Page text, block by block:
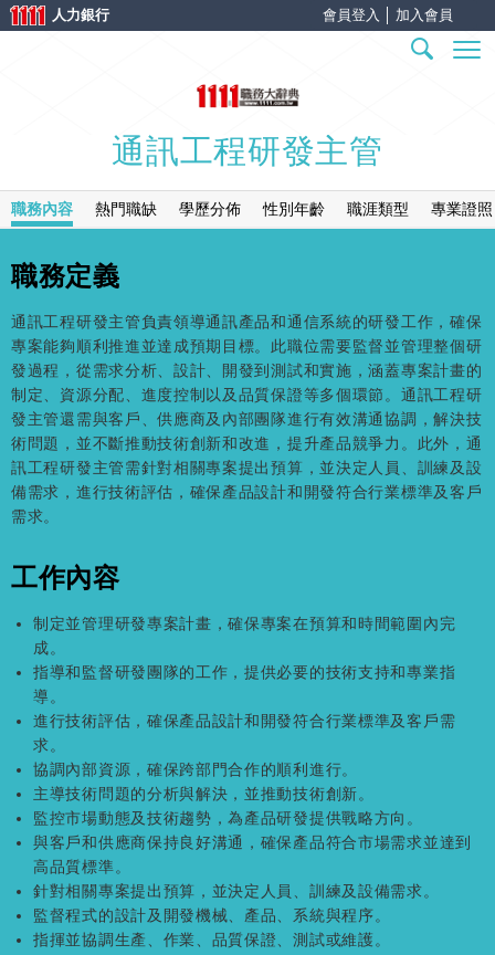
會員登入 加入會員
人力銀行
通訊工程研發主管
職務內容 熱門職缺 學歷分佈 性別年齡 職涯類型 專業證照
職務定義
通訊工程研發主管負責領導通訊產品和通信系統的研發工作，確保
專案能夠順利推進並達成預期目標。此職位需要監督並管理整個研
發過程，從需求分析、設計、開發到測試和實施，涵蓋專案計畫的
制定、資源分配、進度控制以及品質保證等多個環節。通訊工程研
發主管還需與客戶、供應商及內部團隊進行有效溝通協調，解決技
術問題，並不斷推動技術創新和改進，提升產品競爭力。此外，通
訊工程研發主管需針對相關專案提出預算，並決定人員、訓練及設
備需求，進行技術評估，確保產品設計和開發符合行業標準及客戶
需求。
工作內容
制定並管理研發專案計畫，確保專案在預算和時間範圍內完
成。
指導和監督研發團隊的工作，提供必要的技術支持和專業指
導。
進行技術評估，確保產品設計和開發符合行業標準及客戶需
求。
協調內部資源，確保跨部門合作的順利進行。
主導技術問題的分析與解決，並推動技術創新。
監控市場動態及技術趨勢，為產品研發提供戰略方向。
與客戶和供應商保持良好溝通，確保產品符合市場需求並達到
高品質標準。
針對相關專案提出預算，並決定人員、訓練及設備需求。
監督程式的設計及開發機械、產品、系統與程序。
指揮並協調生產、作業、品質保證、測試或維護。